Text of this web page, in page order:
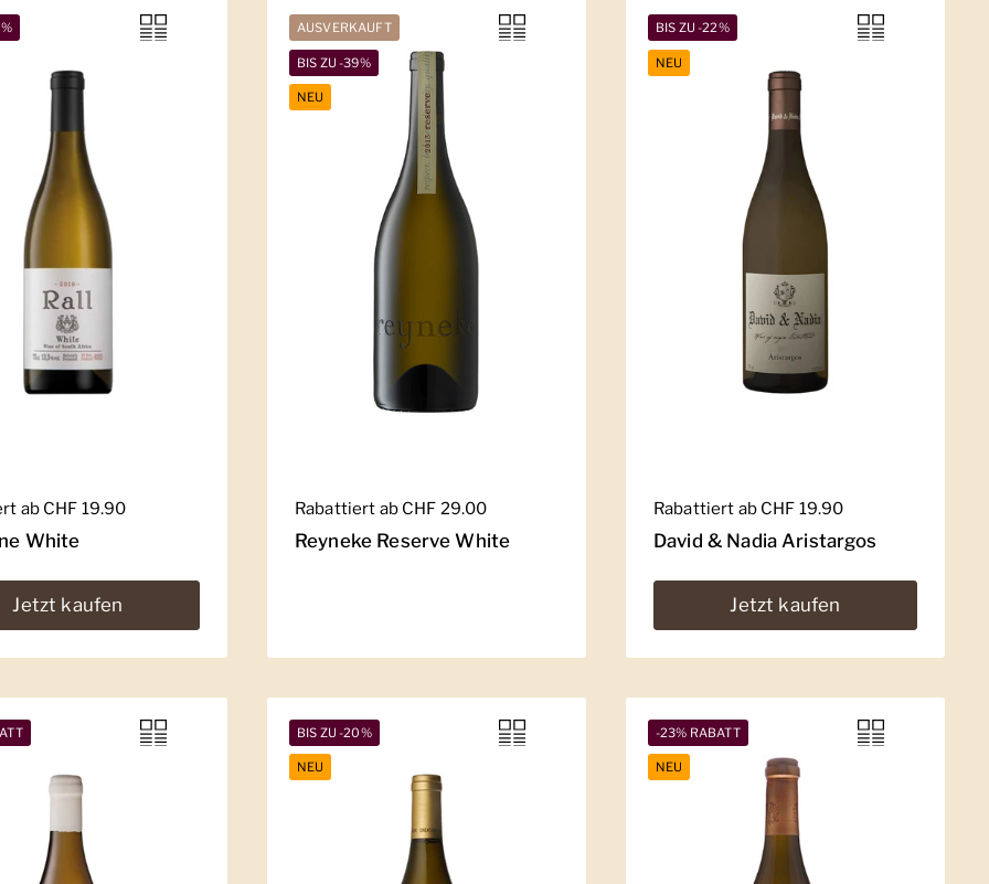
Preis
ab CHF 19.90
White
Jetzt kaufen
Regulärer Preis
Rabattiert ab CHF 29.00
Reyneke Reserve White
AUSVERKAUFT
BIS ZU -39%
NEU
Regulärer Preis
Rabattiert ab CHF 19.90
David & Nadia Aristargos
Jetzt kaufen
BIS ZU -22%
NEU
BIS ZU -20%
NEU
-23% RABATT
NEU